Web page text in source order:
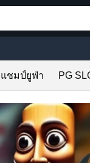
แชมป์ยูฟ่า PG